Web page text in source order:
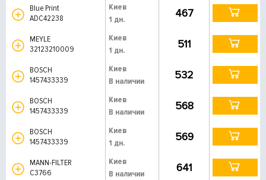
Blue Print
ADC42238
Киев
1 дн.
467
MEYLE
32123210009
Киев
1 дн.
511
BOSCH
1457433339
Киев
В наличии
532
BOSCH
1457433339
Киев
В наличии
568
BOSCH
1457433339
Киев
1 дн.
569
MANN-FILTER
C3766
Киев
В наличии
641